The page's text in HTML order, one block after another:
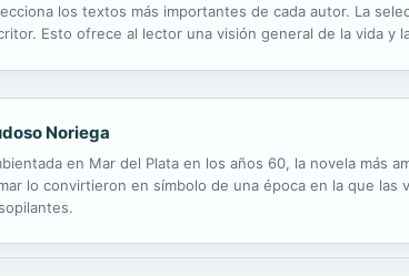
los textos más importantes de cada autor. La
Esto ofrece al lector una visión general de la vida y
Noriega
en Mar del Plata en los años 60, la novela más
lo convirtieron en símbolo de una época en la que